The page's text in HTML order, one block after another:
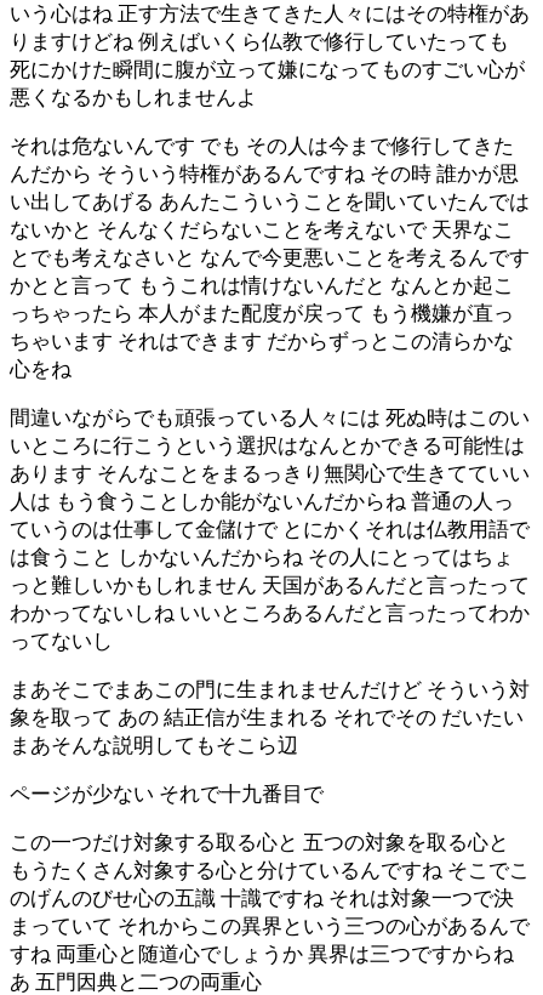
いう心はね 正す方法で生きてきた人々にはその特権があ
りますけどね 例えばいくら仏教で修行していたっても
死にかけた瞬間に腹が立って嫌になってものすごい心が
悪くなるかもしれませんよ
それは危ないんです でも その人は今まで修行してきた
んだから そういう特権があるんですね その時 誰かが思
い出してあげる あんたこういうことを聞いていたんでは
ないかと そんなくだらないことを考えないで 天界なこ
とでも考えなさいと なんで今更悪いことを考えるんです
かとと言って もうこれは情けないんだと なんとか起こ
っちゃったら 本人がまた配度が戻って もう機嫌が直っ
ちゃいます それはできます だからずっとこの清らかな
心をね
間違いながらでも頑張っている人々には 死ぬ時はこのい
いところに行こうという選択はなんとかできる可能性は
あります そんなことをまるっきり無関心で生きてていい
人は もう食うことしか能がないんだからね 普通の人っ
ていうのは仕事して金儲けで とにかくそれは仏教用語で
は食うこと しかないんだからね その人にとってはちょ
っと難しいかもしれません 天国があるんだと言ったって
わかってないしね いいところあるんだと言ったってわか
ってないし
まあそこでまあこの門に生まれませんだけど そういう対
象を取って あの 結正信が生まれる それでその だいたい
まあそんな説明してもそこら辺
ページが少ない それで十九番目で
この一つだけ対象する取る心と 五つの対象を取る心と
もうたくさん対象する心と分けているんですね そこでこ
のげんのびせ心の五識 十識ですね それは対象一つで決
まっていて それからこの異界という三つの心があるんで
すね 両重心と随道心でしょうか 異界は三つですからね
あ 五門因典と二つの両重心